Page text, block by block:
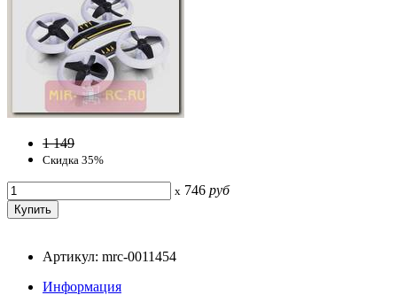
1 149
Скидка 35%
x 746 руб
Артикул: mrc-0011454
Информация